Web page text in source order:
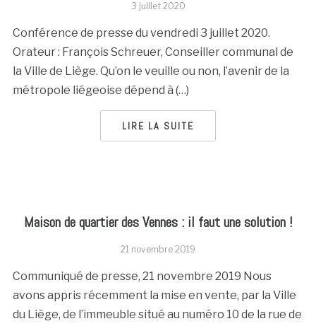
3 juillet 2020
Conférence de presse du vendredi 3 juillet 2020.
Orateur : François Schreuer, Conseiller communal de
la Ville de Liège. Qu’on le veuille ou non, l’avenir de la
métropole liégeoise dépend à (…)
LIRE LA SUITE
Maison de quartier des Vennes : il faut une solution !
21 novembre 2019
Communiqué de presse, 21 novembre 2019 Nous
avons appris récemment la mise en vente, par la Ville
du Liège, de l’immeuble situé au numéro 10 de la rue de